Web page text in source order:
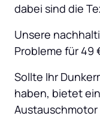
dabei sind die
Unsere
Probleme für 49
Sollte Ihr
haben, bietet